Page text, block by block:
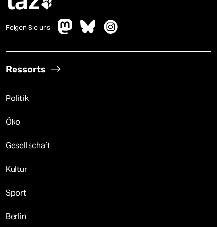

Folgen Sie uns
Ressorts
Politik
Öko
Gesellschaft
Kultur
Sport
Berlin